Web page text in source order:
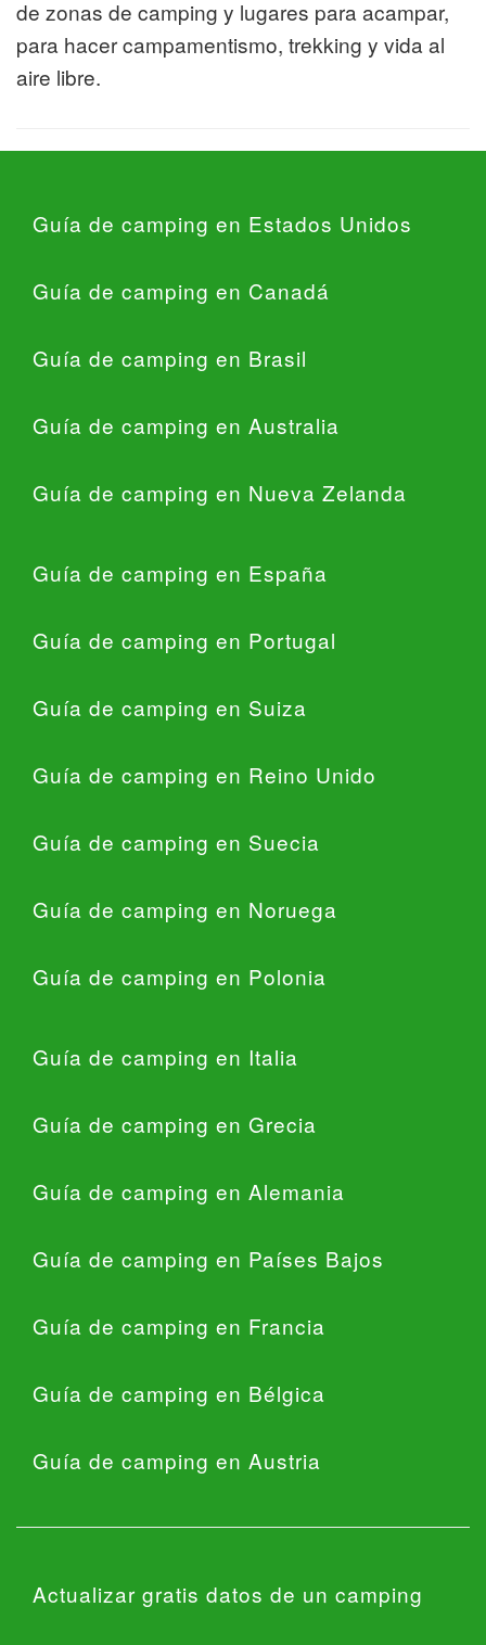
de zonas de camping y lugares para acampar,
para hacer campamentismo, trekking y vida al
aire libre.
Guía de camping en Estados Unidos
Guía de camping en Canadá
Guía de camping en Brasil
Guía de camping en Australia
Guía de camping en Nueva Zelanda
Guía de camping en España
Guía de camping en Portugal
Guía de camping en Suiza
Guía de camping en Reino Unido
Guía de camping en Suecia
Guía de camping en Noruega
Guía de camping en Polonia
Guía de camping en Italia
Guía de camping en Grecia
Guía de camping en Alemania
Guía de camping en Países Bajos
Guía de camping en Francia
Guía de camping en Bélgica
Guía de camping en Austria
Actualizar gratis datos de un camping